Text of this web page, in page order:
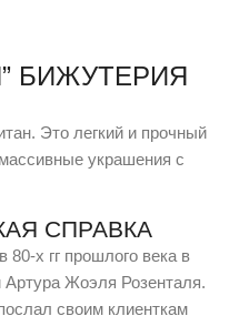
БИЖУТЕРИЯ
Это легкий и прочный
украшения с
СПРАВКА
х гг прошлого века в
Артура Жоэля Розенталя.
своим клиенткам